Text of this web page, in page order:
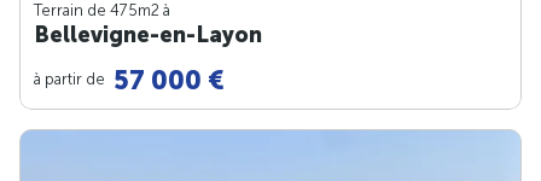
Terrain de 475m2 à
Bellevigne-en-Layon
à partir de 57 000 €